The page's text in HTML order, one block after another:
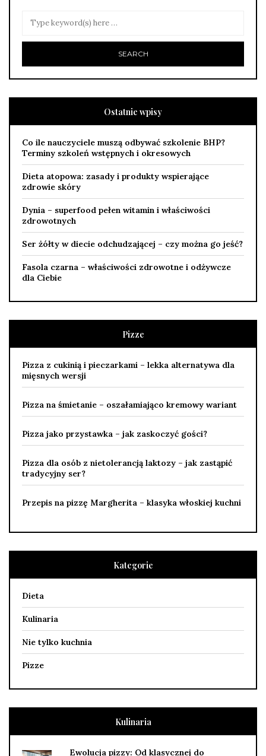
Ostatnie wpisy
Co ile nauczyciele muszą odbywać szkolenie BHP?
Terminy szkoleń wstępnych i okresowych
Dieta atopowa: zasady i produkty wspierające
zdrowie skóry
Dynia – superfood pełen witamin i właściwości
zdrowotnych
Ser żółty w diecie odchudzającej – czy można go jeść?
Fasola czarna – właściwości zdrowotne i odżywcze
dla Ciebie
Pizze
Pizza z cukinią i pieczarkami – lekka alternatywa dla
mięsnych wersji
Pizza na śmietanie – oszałamiająco kremowy wariant
Pizza jako przystawka – jak zaskoczyć gości?
Pizza dla osób z nietolerancją laktozy – jak zastąpić
tradycyjny ser?
Przepis na pizzę Margherita – klasyka włoskiej kuchni
Kategorie
Dieta
Kulinaria
Nie tylko kuchnia
Pizze
Kulinaria
Ewolucja pizzy: Od klasycznej do